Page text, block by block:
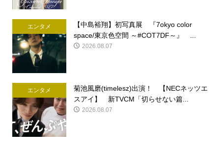
エンタメ
【中島裕翔】初写真展 『7okyo color
space/東京色空間 ～#COT7DF～』 ...
2026.08.07
エンタメ
菊池風磨(timelesz)出演！ 【NECネッツエ
スアイ】 新TVCM「切らせない篇...
2026.08.07